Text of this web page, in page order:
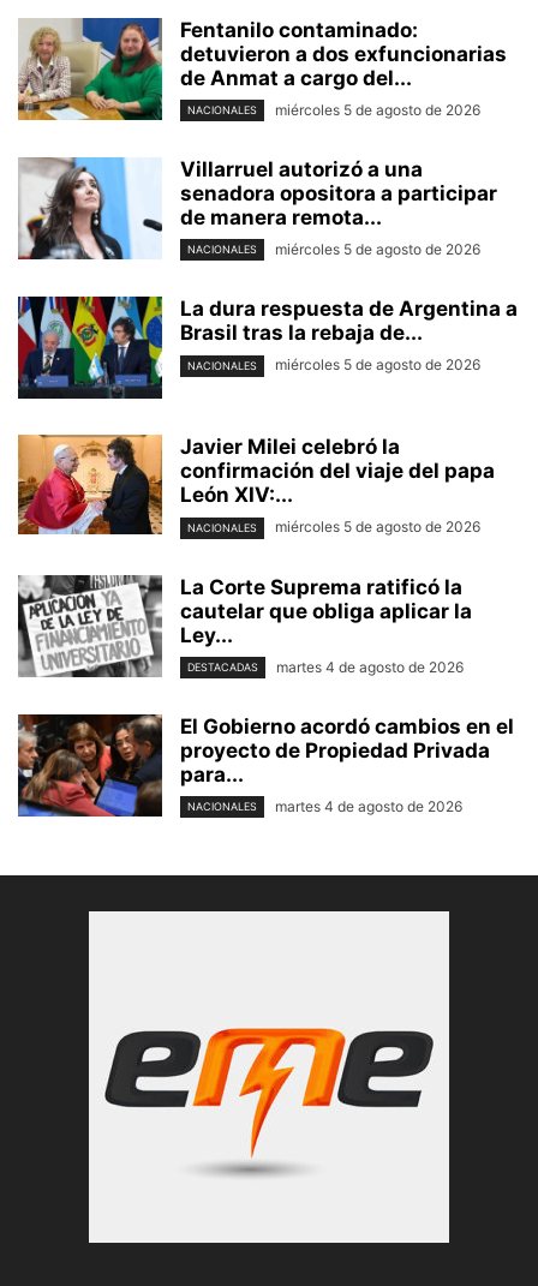
Fentanilo contaminado:
detuvieron a dos exfuncionarias
de Anmat a cargo del...
NACIONALES miércoles 5 de agosto de 2026
Villarruel autorizó a una
senadora opositora a participar
de manera remota...
NACIONALES miércoles 5 de agosto de 2026
La dura respuesta de Argentina a
Brasil tras la rebaja de...
NACIONALES miércoles 5 de agosto de 2026
Javier Milei celebró la
confirmación del viaje del papa
León XIV:...
NACIONALES miércoles 5 de agosto de 2026
La Corte Suprema ratificó la
cautelar que obliga aplicar la
Ley...
DESTACADAS martes 4 de agosto de 2026
El Gobierno acordó cambios en el
proyecto de Propiedad Privada
para...
NACIONALES martes 4 de agosto de 2026